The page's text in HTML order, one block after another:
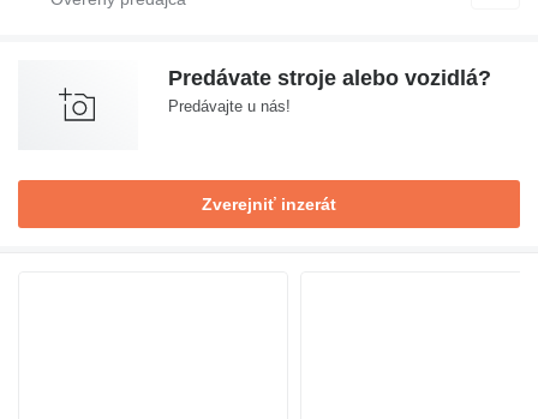
Predávate stroje alebo vozidlá?
Predávajte u nás!
Zverejniť inzerát